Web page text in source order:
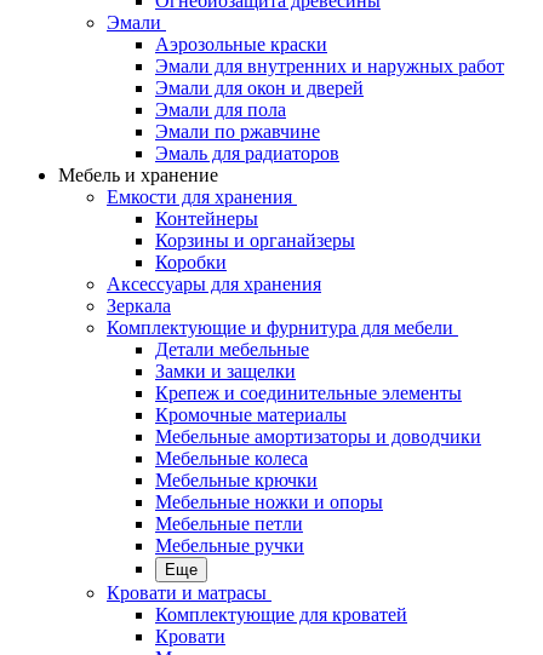
Эмали
Аэрозольные краски
Эмали для внутренних и наружных работ
Эмали для окон и дверей
Эмали для пола
Эмали по ржавчине
Эмаль для радиаторов
Мебель и хранение
Емкости для хранения
Контейнеры
Корзины и органайзеры
Коробки
Аксессуары для хранения
Зеркала
Комплектующие и фурнитура для мебели
Детали мебельные
Замки и защелки
Крепеж и соединительные элементы
Кромочные материалы
Мебельные амортизаторы и доводчики
Мебельные колеса
Мебельные крючки
Мебельные ножки и опоры
Мебельные петли
Мебельные ручки
Еще
Кровати и матрасы
Комплектующие для кроватей
Кровати